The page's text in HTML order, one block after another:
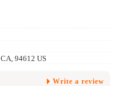
, CA, 94612 US
Write a review